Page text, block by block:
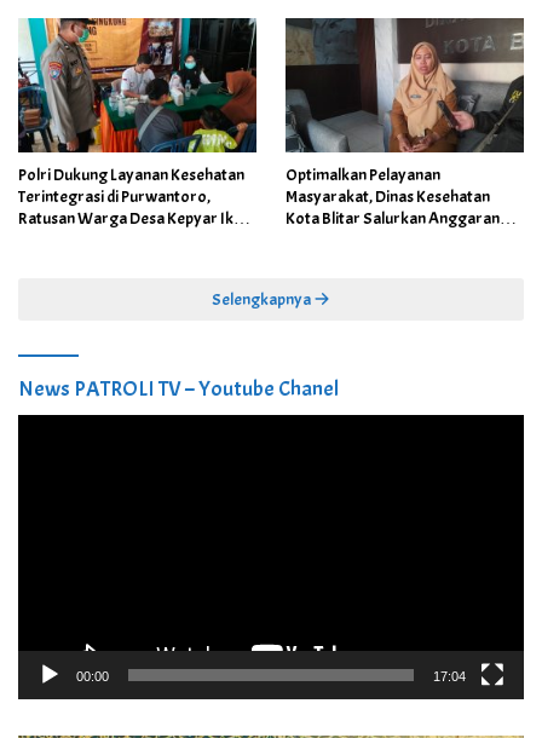
Polri Dukung Layanan Kesehatan
Terintegrasi di Purwantoro,
Ratusan Warga Desa Kepyar Ikuti
Optimalkan Pelayanan
Masyarakat, Dinas Kesehatan
Kota Blitar Salurkan Anggaran
Selengkapnya
News PATROLI TV – Youtube Chanel
00:00 17:04